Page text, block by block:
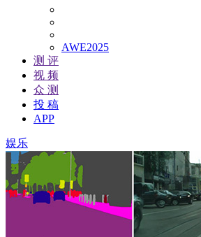
AWE2025
测 评
视 频
众 测
投 稿
APP
娱乐